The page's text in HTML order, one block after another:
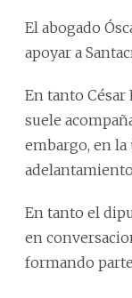
El abogado
apoyar a
En tanto
suele
embargo, en
En tanto el
en
formando